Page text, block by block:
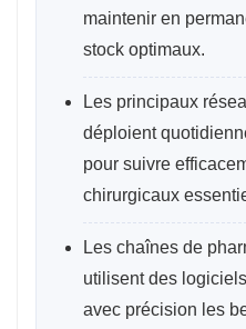
maintenir en
stock optimaux.
Les principaux
déploient
pour suivre
chirurgicaux
Les chaînes de
utilisent des
avec précision les